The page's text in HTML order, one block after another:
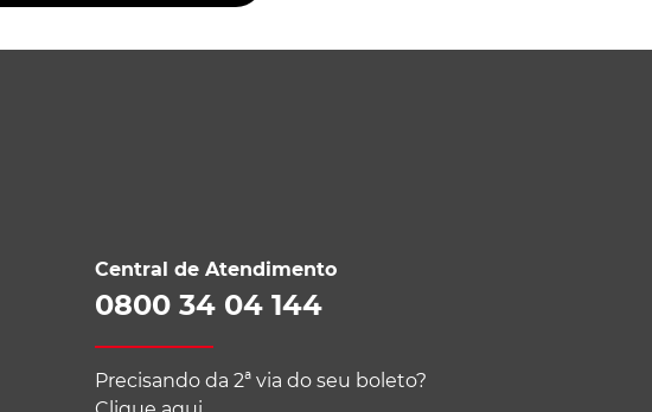
Central de Atendimento
0800 34 04 144
Precisando da 2ª via do seu boleto?